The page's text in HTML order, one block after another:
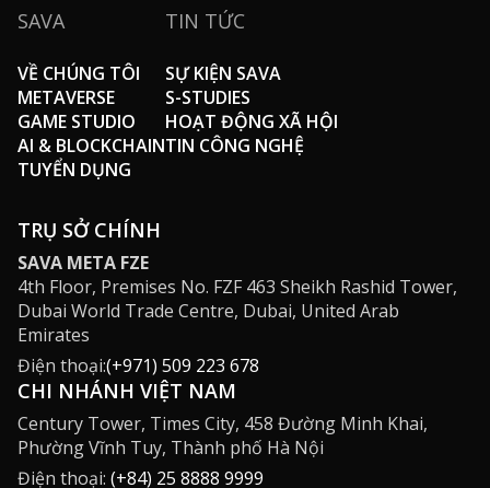
SAVA
VỀ CHÚNG TÔI
METAVERSE
GAME STUDIO
AI & BLOCKCHAIN
TUYỂN DỤNG
TIN TỨC
SỰ KIỆN SAVA
S-STUDIES
HOẠT ĐỘNG XÃ HỘI
TIN CÔNG NGHỆ
TRỤ SỞ CHÍNH
SAVA META FZE
4th Floor, Premises No. FZF 463 Sheikh Rashid Tower,
Dubai World Trade Centre, Dubai, United Arab
Emirates
Điện thoại:(+971) 509 223 678
CHI NHÁNH VIỆT NAM
Century Tower, Times City, 458 Đường Minh Khai,
Phường Vĩnh Tuy, Thành phố Hà Nội
Điện thoại: (+84) 25 8888 9999